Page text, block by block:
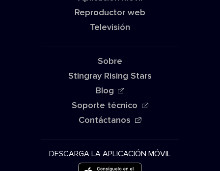
Reproductor web
Televisión
Sobre
Stingray Rising Stars
Blog
Soporte técnico
Contáctanos
DESCARGA LA APLICACIÓN MÓVIL